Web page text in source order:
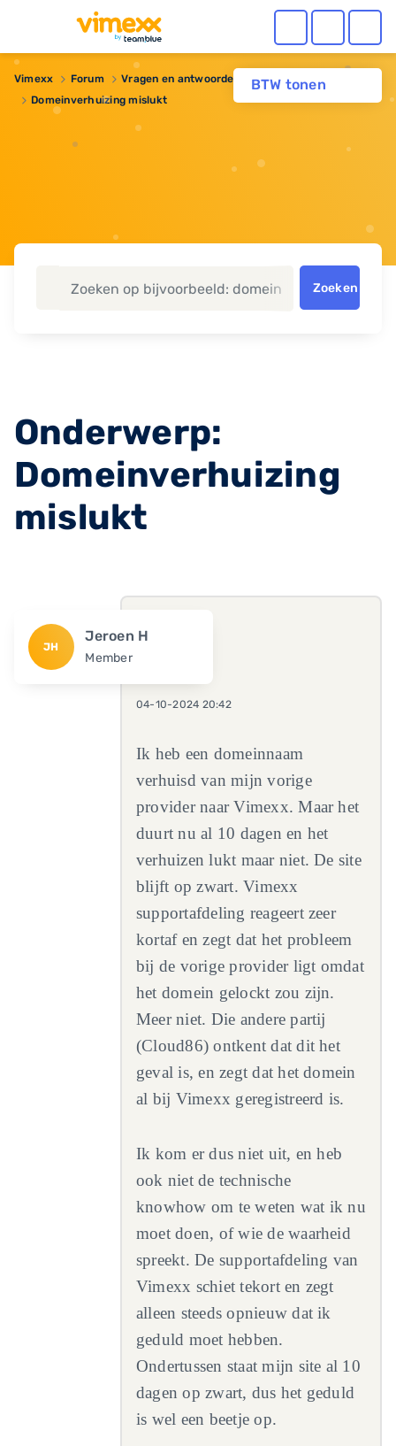
BTW tonen
Vimexx Forum
Vragen en antwoorden
Domeinverhuizing mislukt
Zoeken
Onderwerp:
Domeinverhuizing
mislukt
JH
Jeroen H
Member
04-10-2024 20:42
Ik heb een domeinnaam
verhuisd van mijn vorige
provider naar Vimexx. Maar het
duurt nu al 10 dagen en het
verhuizen lukt maar niet. De site
blijft op zwart. Vimexx
supportafdeling reageert zeer
kortaf en zegt dat het probleem
bij de vorige provider ligt omdat
het domein gelockt zou zijn.
Meer niet. Die andere partij
(Cloud86) ontkent dat dit het
geval is, en zegt dat het domein
al bij Vimexx geregistreerd is.
Ik kom er dus niet uit, en heb
ook niet de technische
knowhow om te weten wat ik nu
moet doen, of wie de waarheid
spreekt. De supportafdeling van
Vimexx schiet tekort en zegt
alleen steeds opnieuw dat ik
geduld moet hebben.
Ondertussen staat mijn site al 10
dagen op zwart, dus het geduld
is wel een beetje op.